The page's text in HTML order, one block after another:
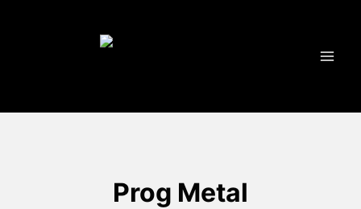
Prog Metal